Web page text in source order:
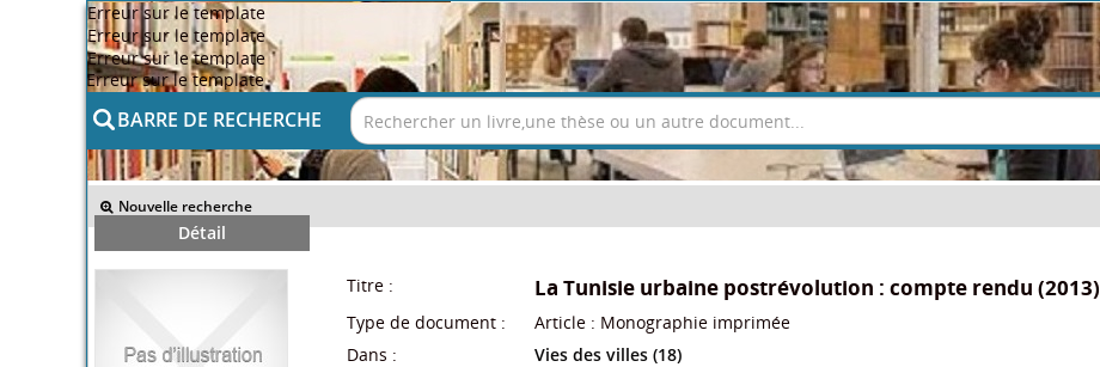
Erreur sur le template
Erreur sur le template
Erreur sur le template
Erreur sur le template
BARRE DE RECHERCHE
>> Retour
Nouvelle recherche
Détail
Titre : La Tunisie urbaine postrévolution : compte rendu (2013)
Type de document :
Article : Monographie imprimée
Dans :
Vies des villes (18)